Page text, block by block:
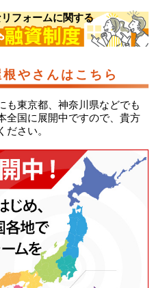
フォームに関する
やさんはこちら
も東京都、神奈川県などでも
全国に展開中ですので、貴方
ださい。